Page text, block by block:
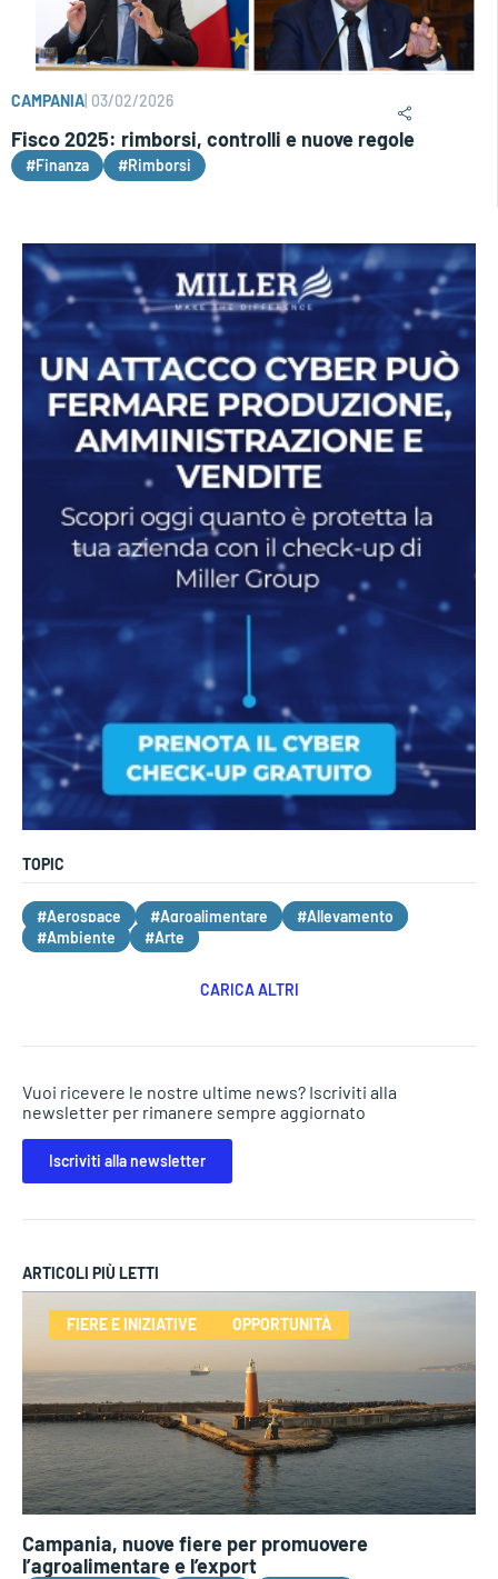
CAMPANIA 03/02/2026
Fisco 2025: rimborsi, controlli e nuove regole
#Finanza #Rimborsi
TOPIC
#Aerospace #Agroalimentare
#Allevamento
#Ambiente
#Arte
CARICA ALTRI
Vuoi ricevere le nostre ultime news? Iscriviti alla
newsletter per rimanere sempre aggiornato
Iscriviti alla newsletter
ARTICOLI PIÙ LETTI
FIERE E INIZIATIVE OPPORTUNITÀ
Campania, nuove fiere per promuovere
l’agroalimentare e l’export